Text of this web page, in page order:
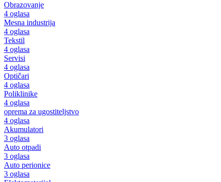
Obrazovanje
4 oglasa
Mesna industrija
4 oglasa
Tekstil
4 oglasa
Servisi
4 oglasa
Optičari
4 oglasa
Poliklinike
4 oglasa
oprema za ugostiteljstvo
4 oglasa
Akumulatori
3 oglasa
Auto otpadi
3 oglasa
Auto perionice
3 oglasa